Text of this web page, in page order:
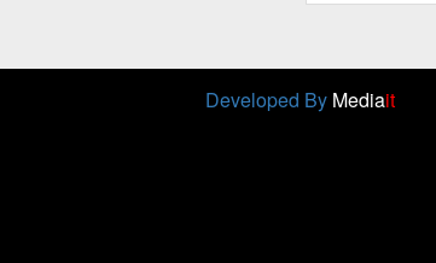
Developed By Mediait